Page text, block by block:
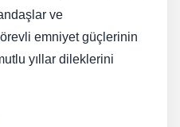
ve
emniyet güçlerinin
yıllar dileklerini